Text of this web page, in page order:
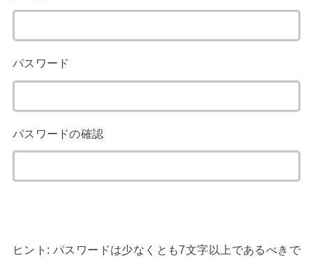
パスワード
パスワードの確認
ヒント: パスワードは少なくとも7文字以上であるべきで